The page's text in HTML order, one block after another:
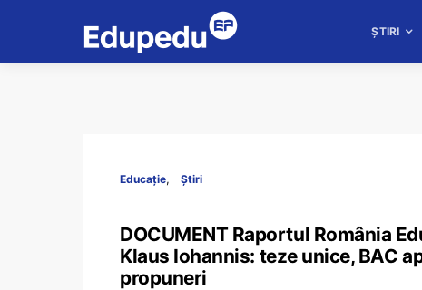
ȘTIRI
Educație Știri
DOCUMENT Raportul România
Klaus Iohannis: teze unice, BAC
propuneri